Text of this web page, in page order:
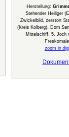
Herstellung:
Stehender Heiliger
Zwickelbild, zerstört
(Kreis Kolberg), Dom
Mittelschiff, 5. Joch
zoom in